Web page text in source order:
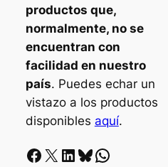
productos que,
normalmente, no se
encuentran con
facilidad en nuestro
país. Puedes echar un
vistazo a los productos
disponibles aquí.
Facebook X LinkedIn Bluesky Whatsapp